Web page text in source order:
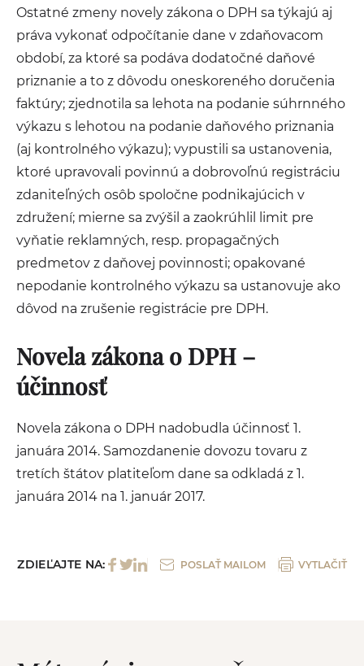
Ostatné zmeny novely zákona o DPH sa týkajú aj
práva vykonať odpočítanie dane v zdaňovacom
období, za ktoré sa podáva dodatočné daňové
priznanie a to z dôvodu oneskoreného doručenia
faktúry; zjednotila sa lehota na podanie súhrnného
výkazu s lehotou na podanie daňového priznania
(aj kontrolného výkazu); vypustili sa ustanovenia,
ktoré upravovali povinnú a dobrovoľnú registráciu
zdaniteľných osôb spoločne podnikajúcich v
združení; mierne sa zvýšil a zaokrúhlil limit pre
vyňatie reklamných, resp. propagačných
predmetov z daňovej povinnosti; opakované
nepodanie kontrolného výkazu sa ustanovuje ako
dôvod na zrušenie registrácie pre DPH.
Novela zákona o DPH –
účinnosť
Novela zákona o DPH nadobudla účinnosť 1.
januára 2014. Samozdanenie dovozu tovaru z
tretích štátov platiteľom dane sa odkladá z 1.
januára 2014 na 1. január 2017.
ZDIEĽAJTE NA: POSLAŤ MAILOM VYTLAČIŤ